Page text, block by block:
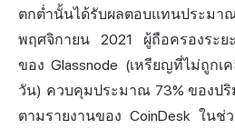
ตกต่ำนั้นได้รับผลตอบแทนประมา
พฤศจิกายน 2021 ผู้ถือครองระย
ของ Glassnode (เหรียญที่ไม่ถูกเ
วัน) ควบคุมประมาณ 73% ของป
ตามรายงานของ CoinDesk ใน